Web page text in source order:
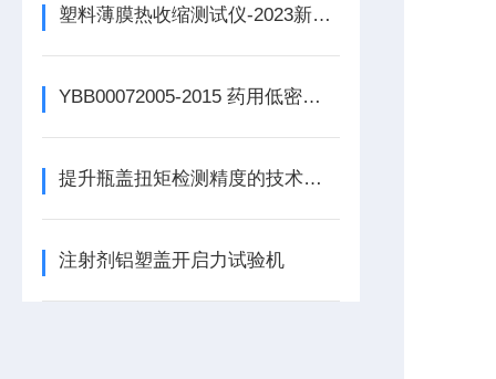
塑料薄膜热收缩测试仪-2023新参数
YBB00072005-2015 药用低密度聚乙烯膜、袋的检测仪器概述
提升瓶盖扭矩检测精度的技术与方法
注射剂铝塑盖开启力试验机